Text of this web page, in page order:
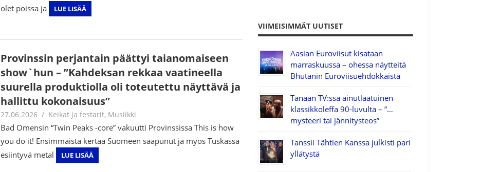
olet poissa ja
LUE LISÄÄ
Provinssin perjantain päättyi taianomaiseen
show`hun – ”Kahdeksan rekkaa vaatineella
suurella produktiolla oli toteutettu näyttävä ja
hallittu kokonaisuus”
27.06.2026 Tomi Asuintupa
Keikat ja festarit, Musiikki
Bad Omensin “Twin Peaks -core” vakuutti Provinssissa This is how
you do it! Ensimmäistä kertaa Suomeen saapunut ja myös Tuskassa
esiintyvä metal
LUE LISÄÄ
VIIMEISIMMÄT UUTISET
Aasian Euroviisut kisataan
marraskuussa – ohessa näytteitä
Bhutanin Euroviisuehdokkaista
Tänään TV:ssä ainutlaatuinen
klassikkoleffa 90-luvulta – ”…
mysteeri tai jännitysteos”
Tanssii Tähtien Kanssa julkisti pari
yllätystä